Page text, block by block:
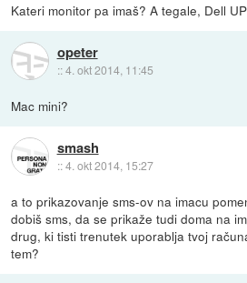
Kateri monitor pa imaš? A tegale, Dell
opeter
::4. okt 2014, 11:45
Mac mini?
smash
::4. okt 2014, 15:27
a to prikazovanje sms-ov na imacu
dobiš sms, da se prikaže tudi doma na
drug, ki tisti trenutek uporablja tvoj
tem?